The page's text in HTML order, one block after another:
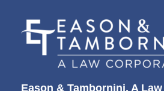
Eason & Tambornini, A